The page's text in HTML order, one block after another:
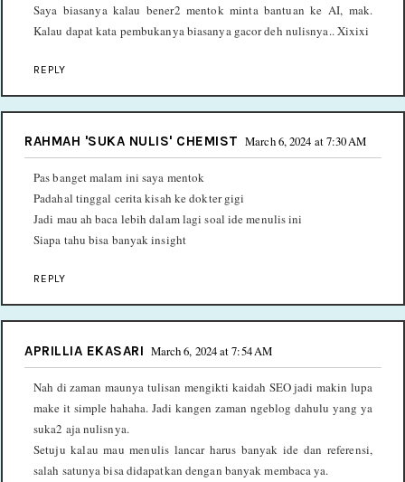
Saya biasanya kalau bener2 mentok minta bantuan ke AI, mak.
Kalau dapat kata pembukanya biasanya gacor deh nulisnya.. Xixixi
REPLY
RAHMAH 'SUKA NULIS' CHEMIST March 6, 2024 at 7:30 AM
Pas banget malam ini saya mentok
Padahal tinggal cerita kisah ke dokter gigi
Jadi mau ah baca lebih dalam lagi soal ide menulis ini
Siapa tahu bisa banyak insight
REPLY
APRILLIA EKASARI March 6, 2024 at 7:54 AM
Nah di zaman maunya tulisan mengikti kaidah SEO jadi makin lupa
make it simple hahaha. Jadi kangen zaman ngeblog dahulu yang ya
suka2 aja nulisnya.
Setuju kalau mau menulis lancar harus banyak ide dan referensi,
salah satunya bisa didapatkan dengan banyak membaca ya.